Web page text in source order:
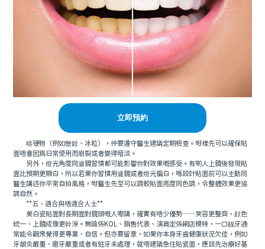
立即預約
啃硬物（例如蟹鉗、冰粒），仲要遵守醫生建議定期檢查。咁樣先可以確保貼
面唔會因爲日常使用而崩裂或者變得暗淡。
另外，燈光角度同濾鏡習慣都可能影響你對效果嘅感受。有啲人上鏡後發現貼
面比預期更顯白，所以若果你習慣用濾鏡或者燈光偏白，喺設計貼面前可以主動同
醫生講述你平常自拍風格，咁醫生先至可以調較貼面亮度同色調，令整體效果更協
調自然。
**五、適合與唔適合人士**
美白瓷貼面對長期面對鏡頭嘅人嚟講，確實有唔少優勢——笑容更整齊、顔色
統一、上鏡成像更幹淨。無論係KOL、銷售代表、演員定係網店模特，一口靓牙通
常能令觀衆覺得更專業、自信。但亦要留意，如果你本身牙齒健康狀況欠佳，例如
牙龈炎嚴重、磨牙嚴重或者有蛀牙未處理，就唔建議急住貼瓷面，應該先治療好基